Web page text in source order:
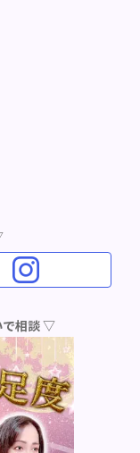
で相談 ▽